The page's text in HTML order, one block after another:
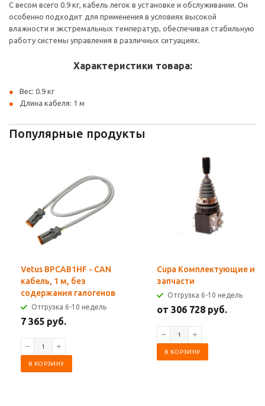
С весом всего 0.9 кг, кабель легок в установке и обслуживании. Он
особенно подходит для применения в условиях высокой
влажности и экстремальных температур, обеспечивая стабильную
работу системы управления в различных ситуациях.
Характеристики товара:
Вес: 0.9 кг
Длина кабеля: 1 м
Популярные продукты
Vetus BPCAB1HF - CAN
кабель, 1 м, без
содержания галогенов
Отгрузка 6-10 недель
7 365 руб.
В КОРЗИНУ
Cupa Комплектующие и
запчасти
Отгрузка 6-10 недель
от 306 728 руб.
В КОРЗИНУ